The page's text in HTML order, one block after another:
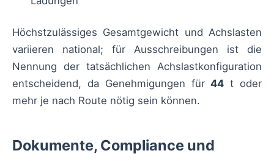
Höchstzulässiges Gesamtgewicht und Achslasten
variieren national; für Ausschreibungen ist die
Nennung der tatsächlichen Achslastkonfiguration
entscheidend, da Genehmigungen für44 t oder
mehr je nach Route nötig sein können.
Dokumente, Compliance und